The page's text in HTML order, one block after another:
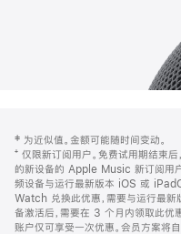
页
页
脚
注
‡ 为近似值。金额可能随时间变动。
⁺ 仅限新订阅用户。免费试用期结束
的新设备的 Apple Music 新订阅用户
频设备与运行最新版本 iOS 或
Watch 兑换此优惠，需要与运行最
备激活后，需要在 3 个月内领取此优
账户仅可享受一次优惠。会员方案将